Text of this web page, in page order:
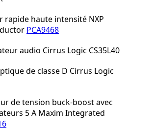
rapide haute intensité NXP
PCA9468
audio Cirrus Logic CS35L40
de classe D Cirrus Logic
de tension buck-boost avec
5 A Maxim Integrated